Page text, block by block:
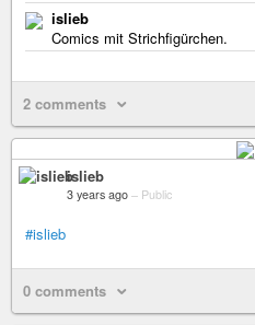
islieb
Comics mit Strichfigürchen.
2 comments
islieb
3 years ago – Public
#islieb
0 comments